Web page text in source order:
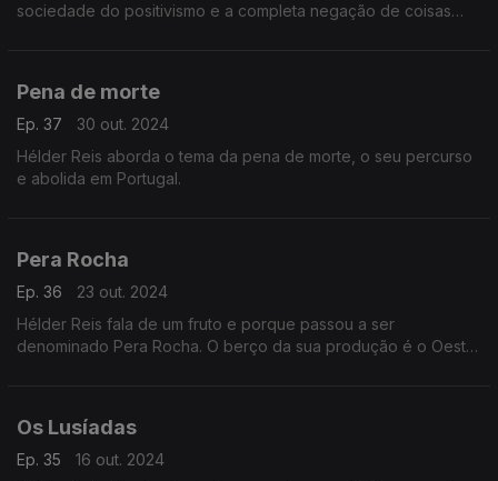
sociedade do positivismo e a completa negação de coisas
Pena de morte
Ep. 37
30 out. 2024
Hélder Reis aborda o tema da pena de morte, o seu percurso
e abolida em Portugal.
Pera Rocha
Ep. 36
23 out. 2024
Hélder Reis fala de um fruto e porque passou a ser
denominado Pera Rocha. O berço da sua produção é o Oeste
Os Lusíadas
Ep. 35
16 out. 2024